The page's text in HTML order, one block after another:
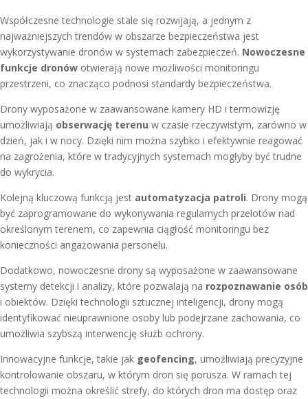
Współczesne technologie stale się rozwijają, a jednym z
najważniejszych trendów w obszarze bezpieczeństwa jest
wykorzystywanie dronów w systemach zabezpieczeń. Nowoczesne
funkcje dronów otwierają nowe możliwości monitoringu
przestrzeni, co znacząco podnosi standardy bezpieczeństwa.
Drony wyposażone w zaawansowane kamery HD i termowizję
umożliwiają obserwację terenu w czasie rzeczywistym, zarówno w
dzień, jak i w nocy. Dzięki nim można szybko i efektywnie reagować
na zagrożenia, które w tradycyjnych systemach mogłyby być trudne
do wykrycia.
Kolejną kluczową funkcją jest automatyzacja patroli. Drony mogą
być zaprogramowane do wykonywania regularnych przelotów nad
określonym terenem, co zapewnia ciągłość monitoringu bez
konieczności angażowania personelu.
Dodatkowo, nowoczesne drony są wyposażone w zaawansowane
systemy detekcji i analizy, które pozwalają na rozpoznawanie osób
i obiektów. Dzięki technologii sztucznej inteligencji, drony mogą
identyfikować nieuprawnione osoby lub podejrzane zachowania, co
umożliwia szybszą interwencję służb ochrony.
Innowacyjne funkcje, takie jak geofencing, umożliwiają precyzyjne
kontrolowanie obszaru, w którym dron się porusza. W ramach tej
technologii można określić strefy, do których dron ma dostęp oraz